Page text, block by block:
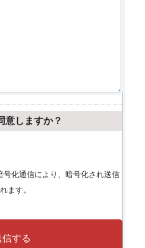
意しますか？
化通信により、暗号化され送信
ます。